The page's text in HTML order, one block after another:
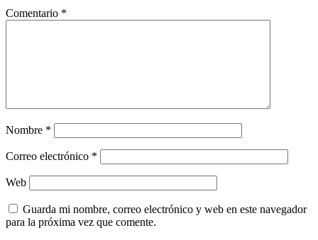
Comentario *
Nombre *
Correo electrónico *
Web
Guarda mi nombre, correo electrónico y web en este navegador
para la próxima vez que comente.